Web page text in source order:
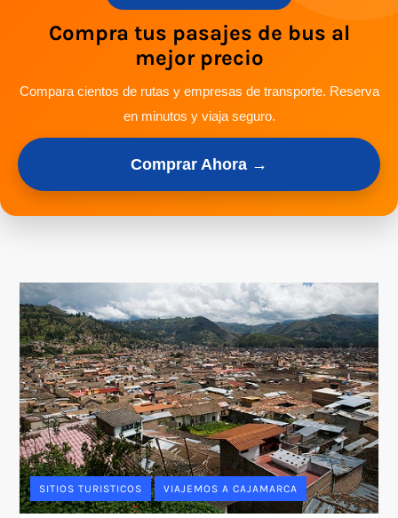
Compra tus pasajes de bus al
mejor precio
Compara cientos de rutas y empresas de transporte. Reserva
en minutos y viaja seguro.
Comprar Ahora →
SITIOS TURISTICOS VIAJEMOS A CAJAMARCA